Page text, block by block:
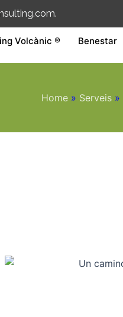
Volcànic ® Benestar
Home » Serveis »